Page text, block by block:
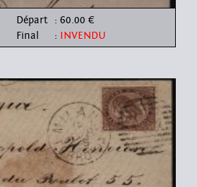
Départ : 60.00 €
Final
: INVENDU